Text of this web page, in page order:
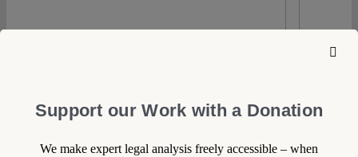
Support our Work with a Donation
We make expert legal analysis freely accessible – when